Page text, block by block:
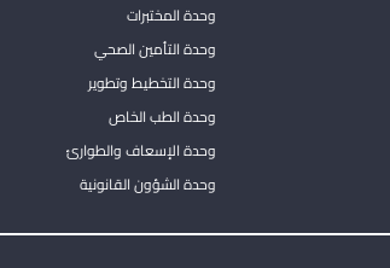
وحدة المختبرات
وحدة التأمين الصحي
وحدة التخطيط وتطوير
وحدة الطب الخاص
وحدة الإسعاف والطوارئ
وحدة الشؤون القانونية